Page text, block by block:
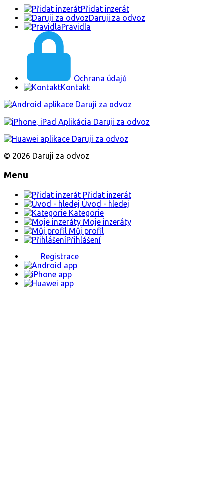
Přidat inzerát
Daruji za odvoz
Pravidla
Ochrana údajů
Kontakt
© 2026 Daruji za odvoz
Menu
Přidat inzerát
Úvod - hledej
Kategorie
Moje inzeráty
Můj profil
Přihlášení
Registrace